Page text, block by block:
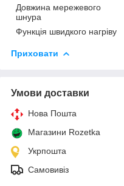
Довжина мережевого
шнура
Функція швидкого нагріву
Приховати
Умови доставки
Нова Пошта
Магазини Rozetka
Укрпошта
Самовивіз